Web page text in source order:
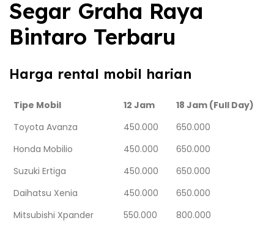
Segar Graha Raya
Bintaro Terbaru
Harga rental mobil harian
Tipe Mobil 12 Jam
18 Jam (Full Day)
Toyota Avanza
450.000
650.000
Honda Mobilio
450.000
650.000
Suzuki Ertiga
450.000
650.000
Daihatsu Xenia
450.000
650.000
Mitsubishi Xpander
550.000 800.000